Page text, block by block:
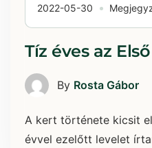
2022-05-30
Tíz éves az
By Rosta Gábor
A kert története kicsit
évvel ezelőtt levelet